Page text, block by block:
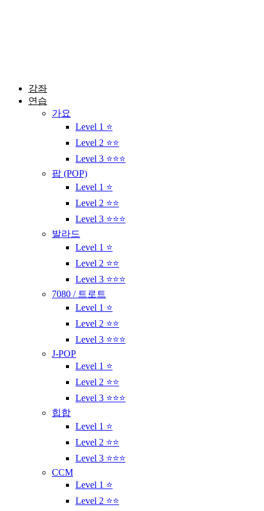
강좌
연습
가요
Level 1 ⭐
Level 2 ⭐⭐
Level 3 ⭐⭐⭐
팝 (POP)
Level 1 ⭐
Level 2 ⭐⭐
Level 3 ⭐⭐⭐
발라드
Level 1 ⭐
Level 2 ⭐⭐
Level 3 ⭐⭐⭐
7080 / 트로트
Level 1 ⭐
Level 2 ⭐⭐
Level 3 ⭐⭐⭐
J-POP
Level 1 ⭐
Level 2 ⭐⭐
Level 3 ⭐⭐⭐
힙합
Level 1 ⭐
Level 2 ⭐⭐
Level 3 ⭐⭐⭐
CCM
Level 1 ⭐
Level 2 ⭐⭐